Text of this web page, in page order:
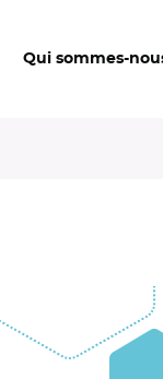
Qui sommes-